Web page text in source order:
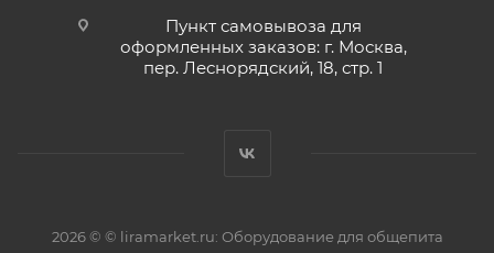
Пункт самовывоза для
оформленных заказов: г. Москва,
пер. Леснорядский, 18, стр. 1
2026 © © liramarket.ru: Оборудование для общепита